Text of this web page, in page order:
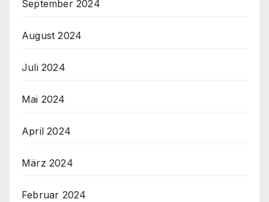
September 2024
August 2024
Juli 2024
Mai 2024
April 2024
März 2024
Februar 2024